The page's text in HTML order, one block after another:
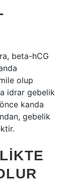
beta-hCG
olup
idrar gebelik
kanda
gebelik